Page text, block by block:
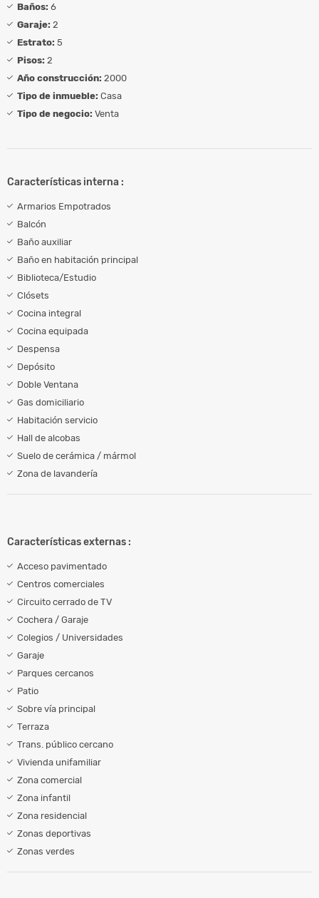
Baños: 6
Garaje: 2
Estrato: 5
Pisos: 2
Año construcción: 2000
Tipo de inmueble: Casa
Tipo de negocio: Venta
Características interna :
Armarios Empotrados
Balcón
Baño auxiliar
Baño en habitación principal
Biblioteca/Estudio
Clósets
Cocina integral
Cocina equipada
Despensa
Depósito
Doble Ventana
Gas domiciliario
Habitación servicio
Hall de alcobas
Suelo de cerámica / mármol
Zona de lavandería
Características externas :
Acceso pavimentado
Centros comerciales
Circuito cerrado de TV
Cochera / Garaje
Colegios / Universidades
Garaje
Parques cercanos
Patio
Sobre vía principal
Terraza
Trans. público cercano
Vivienda unifamiliar
Zona comercial
Zona infantil
Zona residencial
Zonas deportivas
Zonas verdes